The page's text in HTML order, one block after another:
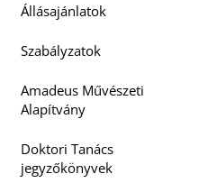
Állásajánlatok
Szabályzatok
Amadeus Művészeti
Alapítvány
Doktori Tanács
jegyzőkönyvek